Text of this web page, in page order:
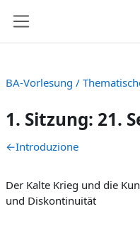
1. Sitzung: 21.
Schema della
←Introduzione
Der Kalte Krieg und die
und Diskontinuität